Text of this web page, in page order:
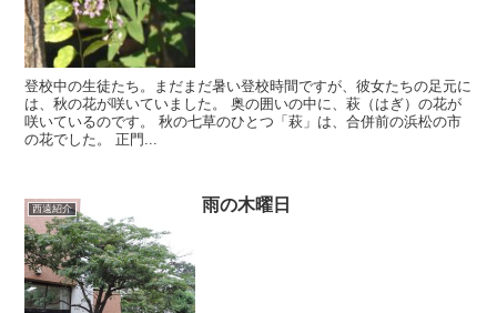
登校中の生徒たち。まだまだ暑い登校時間ですが、彼女たちの足元に
は、秋の花が咲いていました。 奥の囲いの中に、萩（はぎ）の花が
咲いているのです。 秋の七草のひとつ「萩」は、合併前の浜松の市
の花でした。 正門...
西遠紹介 雨の木曜日